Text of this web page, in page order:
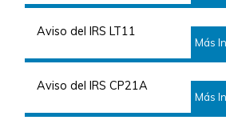
Aviso del IRS LT11
Más
Aviso del IRS CP21A
Más